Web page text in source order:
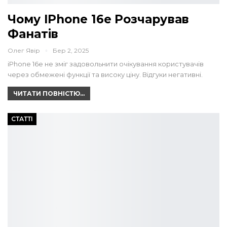
Чому IPhone 16e Розчарував
Фанатів
Олег Явір Бер 2, 2025
iPhone 16e не зміг задовольнити очікування користувачів
через обмежені функції та високу ціну. Відгуки негативні.
ЧИТАТИ ПОВНІСТЮ...
СТАТТІ